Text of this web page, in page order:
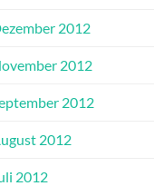
2012
2012
2012
2012
2012